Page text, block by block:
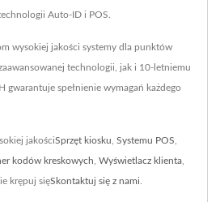
Auto-ID i POS.
wysokiej jakości systemy dla punktów
technologii, jak i 10-letniemu
gwarantuje spełnienie wymagań każdego
jakościSprzęt kiosku Systemu POS
kodów kreskowych Wyświetlacz klienta
krępuj sięSkontaktuj się z nami